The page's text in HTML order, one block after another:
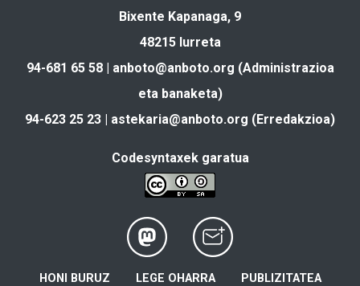
Bixente Kapanaga, 9
48215 Iurreta
94-681 65 58 | anboto@anboto.org (Administrazioa
eta banaketa)
94-623 25 23 | astekaria@anboto.org (Erredakzioa)
Codesyntaxek garatua
HONI BURUZ LEGE OHARRA PUBLIZITATEA